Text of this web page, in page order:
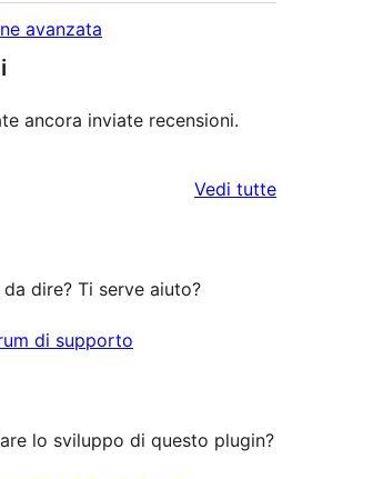
avanzata
ancora inviate recensioni.
Vedi tuttele
dire? Ti serve aiuto?
di supporto
lo sviluppo di questo plugin?